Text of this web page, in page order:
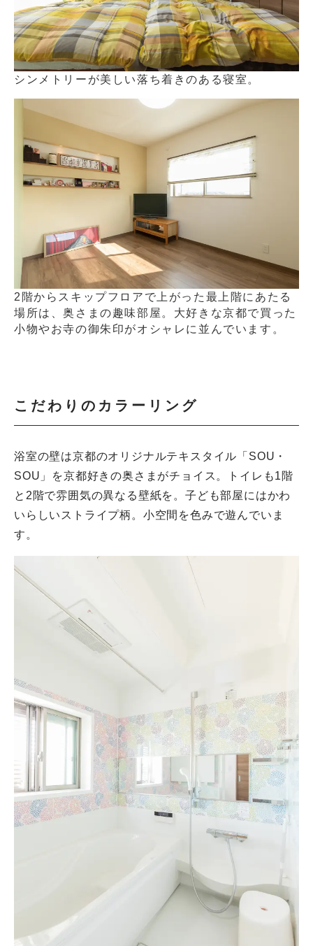
シンメトリーが美しい落ち着きのある寝室。
2階からスキップフロアで上がった最上階にあたる
場所は、奥さまの趣味部屋。大好きな京都で買った
小物やお寺の御朱印がオシャレに並んでいます。
こだわりのカラーリング
浴室の壁は京都のオリジナルテキスタイル「SOU・
SOU」を京都好きの奥さまがチョイス。トイレも1階
と2階で雰囲気の異なる壁紙を。子ども部屋にはかわ
いらしいストライプ柄。小空間を色みで遊んでいま
す。